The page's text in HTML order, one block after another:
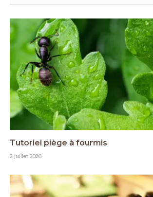
Tutoriel piège à fourmis
2 juillet 2026